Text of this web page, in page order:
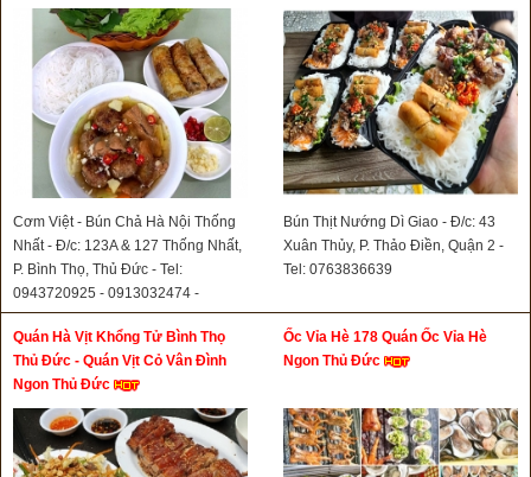
Cơm Việt - Bún Chả Hà Nội Thống
Nhất - Đ/c: 123A & 127 Thống Nhất,
P. Bình Thọ, Thủ Đức - Tel:
0943720925 - 0913032474 -
0898868939- 0816681166
Bún Thịt Nướng Dì Giao - Đ/c: 43
Xuân Thủy, P. Thảo Điền, Quận 2 -
Tel: 0763836639
Quán Hà Vịt Khổng Tử Bình Thọ
Thủ Đức - Quán Vịt Cỏ Vân Đình
Ngon Thủ Đức
Ốc Vỉa Hè 178 Quán Ốc Vỉa Hè
Ngon Thủ Đức